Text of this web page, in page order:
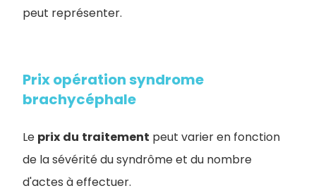
peut représenter.
Prix opération syndrome
brachycéphale
Le prix du traitement peut varier en fonction
de la sévérité du syndrôme et du nombre
d'actes à effectuer.